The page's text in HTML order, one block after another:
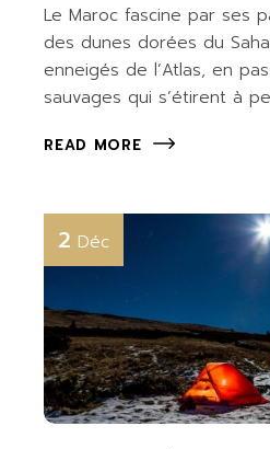
Le Maroc fascine par ses
des dunes dorées du
enneigés de l’Atlas, en
sauvages qui s’étirent à
READ MORE
2 Déc